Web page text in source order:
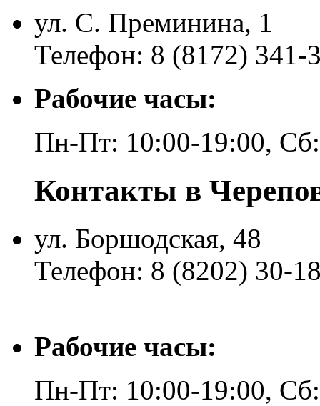
ул. С. Преминина, 1
Телефон: 8 (8172) 341-
Рабочие часы:
Пн-Пт: 10:00-19:00,
Контакты в
ул. Боршодская, 48
Телефон: 8 (8202) 30-
Рабочие часы:
Пн-Пт: 10:00-19:00,